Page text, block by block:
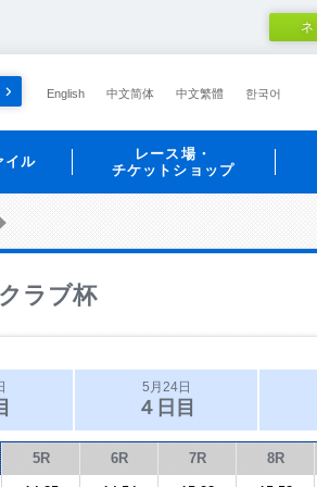
English 中文简体 中文繁體 한국어
イル
レース場・
チケットショップ
ラブ杯
5月24日
４日目
5R 6R 7R 8R